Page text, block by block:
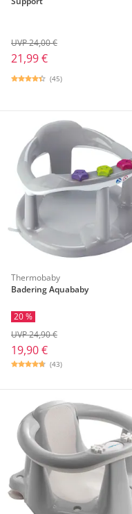
21,99 €
UVP 24,00 €
(45)
Thermobaby
Badering Aquababy
20 %
19,90 €
UVP 24,90 €
(43)